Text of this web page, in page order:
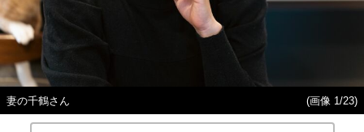
妻の千鶴さん (画像 1/23)